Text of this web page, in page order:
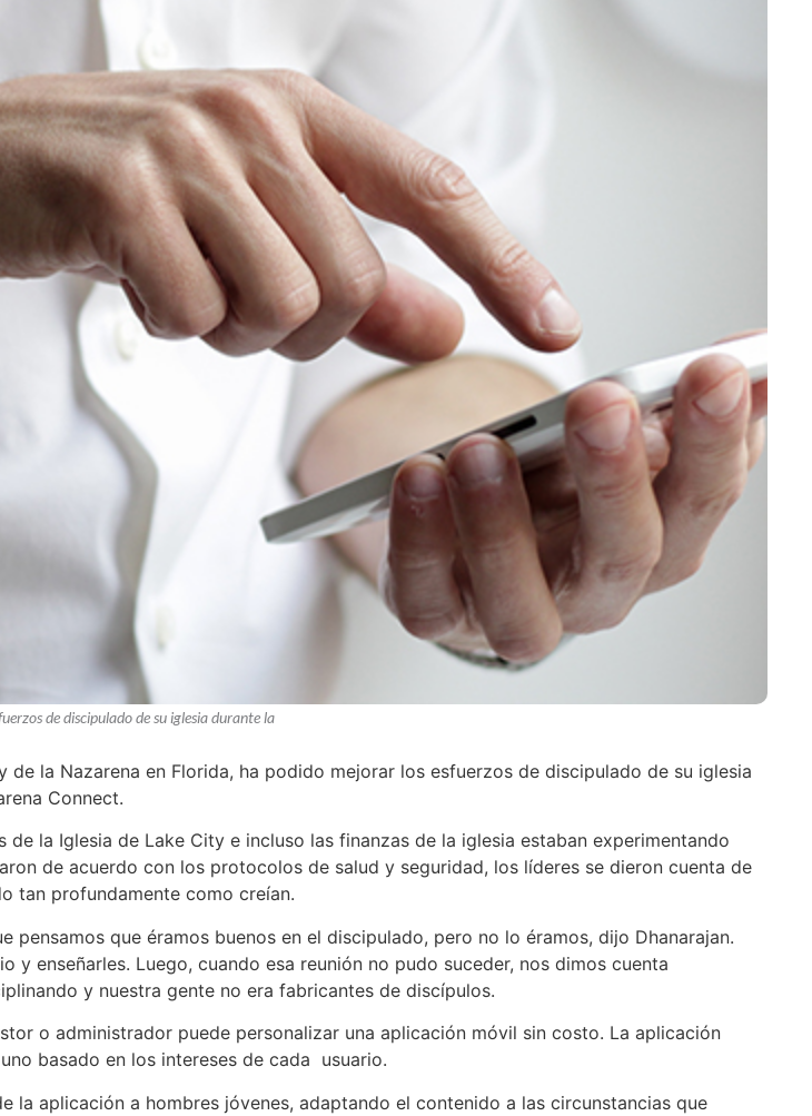
de discipulado de su iglesia durante la
de la Nazarena en Florida, ha podido mejorar los esfuerzos de discipulado de su iglesia
Connect.
la Iglesia de Lake City e incluso las finanzas de la iglesia estaban experimentando
de acuerdo con los protocolos de salud y seguridad, los líderes se dieron cuenta de
tan profundamente como creían.
pensamos que éramos buenos en el discipulado, pero no lo éramos, dijo Dhanarajan.
y enseñarles. Luego, cuando esa reunión no pudo suceder, nos dimos cuenta
y nuestra gente no era fabricantes de discípulos.
o administrador puede personalizar una aplicación móvil sin costo. La aplicación
basado en los intereses de cada usuario.
la aplicación a hombres jóvenes, adaptando el contenido a las circunstancias que